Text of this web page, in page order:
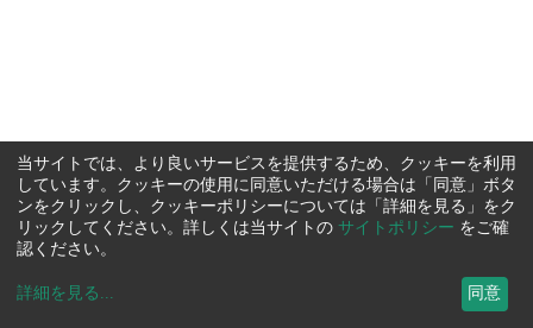
当サイトでは、より良いサービスを提供するため、クッキーを利用
しています。クッキーの使用に同意いただける場合は「同意」ボタ
ンをクリックし、クッキーポリシーについては「詳細を見る」をク
リックしてください。詳しくは当サイトの サイトポリシー をご確
認ください。
詳細を見る ... 同意